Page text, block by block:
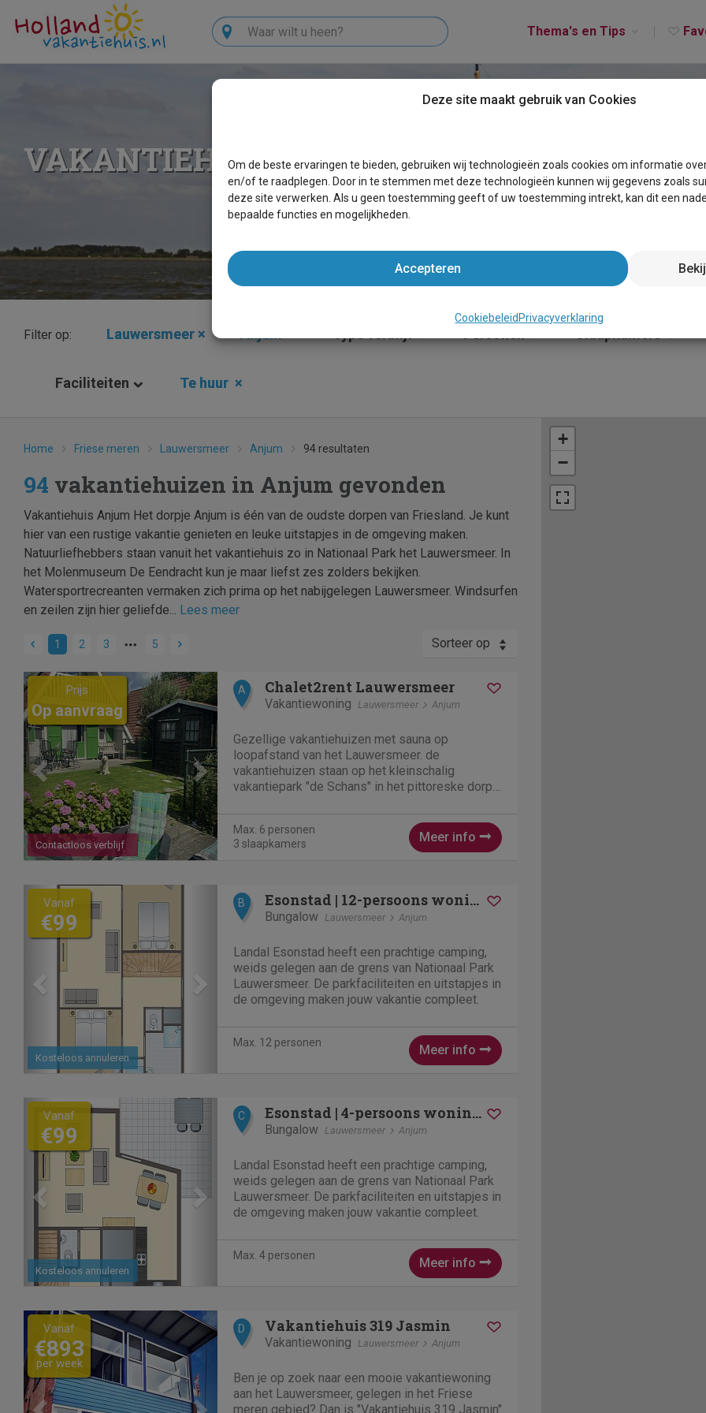
Thema's en Tips
Zoeken
VAKANTIEHUIZEN ANJUM
Filter op: Lauwersmeer×
Faciliteiten Te huur ×
Home Friese meren Lauwersmeer Anjum 94 resultaten
94 vakantiehuizen in Anjum gevonden
Vakantiehuis Anjum Het dorpje Anjum is één van de oudste dorpen van Friesland. Je kunt
hier van een rustige vakantie genieten en leuke uitstapjes in de omgeving maken.
Natuurliefhebbers staan vanuit het vakantiehuis zo in Nationaal Park het Lauwersmeer. In
het Molenmuseum De Eendracht kun je maar liefst zes zolders bekijken.
Watersportrecreanten vermaken zich prima op het nabijgelegen Lauwersmeer. Windsurfen
en zeilen zijn hier geliefde... Lees meer
1 2 3 5 Sorteer op
Previous Next
Contactloos verblijf
Prijs
Op aanvraag
A Chalet2rent Lauwersmeer
Vakantiewoning Lauwersmeer Anjum
Gezellige vakantiehuizen met sauna op
loopafstand van het Lauwersmeer. de
vakantiehuizen staan op het kleinschalig
vakantiepark "de Schans" in het pittoreske dorpje
ingerichte open keuken met vaatwasser.
Max. 6 personen
3 slaapkamers
Meer info
Previous Next
Kosteloos annuleren
Vanaf
€99
B Esonstad | 12-persoons woning | 12G
Bungalow Lauwersmeer Anjum
Landal Esonstad heeft een prachtige camping,
weids gelegen aan de grens van Nationaal Park
Lauwersmeer. De parkfaciliteiten en uitstapjes in
de omgeving maken jouw vakantie compleet.
Max. 12 personen Meer info
Previous Next
Kosteloos annuleren
Vanaf
€99
C Esonstad | 4-persoons woning - Rietwoning | 4EL
Bungalow Lauwersmeer Anjum
Landal Esonstad heeft een prachtige camping,
weids gelegen aan de grens van Nationaal Park
Lauwersmeer. De parkfaciliteiten en uitstapjes in
de omgeving maken jouw vakantie compleet.
Max. 4 personen Meer info
Previous Next
Vanaf
€893
per week
D Vakantiehuis 319 Jasmin
Vakantiewoning Lauwersmeer Anjum
Ben je op zoek naar een mooie vakantiewoning
aan het Lauwersmeer, gelegen in het Friese
meren gebied? Dan is "Vakantiehuis 319 Jasmin"
+
−
Deze site maakt gebruik van Cookies
Om de beste ervaringen te bieden, gebruiken wij technologieën zoals cookies om informatie
en/of te raadplegen. Door in te stemmen met deze technologieën kunnen wij gegevens zoals
deze site verwerken. Als u geen toestemming geeft of uw toestemming intrekt, kan dit een
bepaalde functies en mogelijkheden.
Accepteren
Cookiebeleid Privacyverklaring